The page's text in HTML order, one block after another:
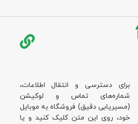
برای دسترسی و انتقال اطلاعات،
شماره‌های تماس و لوکیشن
(مسیریابی دقیق) فروشگاه به موبایل
خود، روی این متن کلیک کنید و یا